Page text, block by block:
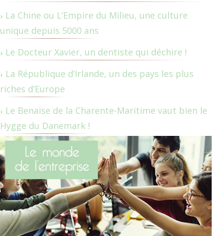
La Chine ou L’Empire du Milieu, une culture
unique depuis 5000 ans
Le Docteur Xavier, un dentiste qui déchire !
La République d’Irlande, un des pays les plus
riches d’Europe
Le Benaise de la Charente-Maritime vaut bien le
Hygge du Danemark !